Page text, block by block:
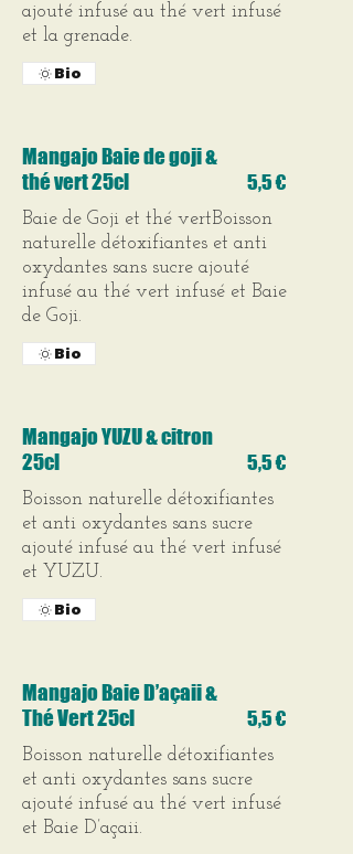
ajouté infusé au thé vert infusé
et la grenade.
Bio
Mangajo Baie de goji &
thé vert 25cl
Baie de Goji et thé vertBoisson
naturelle détoxifiantes et anti
oxydantes sans sucre ajouté
infusé au thé vert infusé et Baie
de Goji.
5,5 €
Bio
Mangajo YUZU & citron
25cl
Boisson naturelle détoxifiantes
et anti oxydantes sans sucre
ajouté infusé au thé vert infusé
et YUZU.
5,5 €
Bio
Mangajo Baie D’açaii &
Thé Vert 25cl
Boisson naturelle détoxifiantes
et anti oxydantes sans sucre
ajouté infusé au thé vert infusé
et Baie D’açaii.
5,5 €